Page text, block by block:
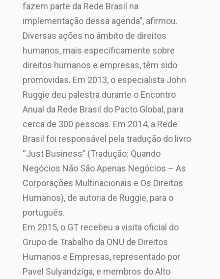
fazem parte da Rede Brasil na
implementação dessa agenda”, afirmou.
Diversas ações no âmbito de direitos
humanos, mais especificamente sobre
direitos humanos e empresas, têm sido
promovidas. Em 2013, o especialista John
Ruggie deu palestra durante o Encontro
Anual da Rede Brasil do Pacto Global, para
cerca de 300 pessoas. Em 2014, a Rede
Brasil foi responsável pela tradução do livro
“Just Business” (Tradução: Quando
Negócios Não São Apenas Negócios – As
Corporações Multinacionais e Os Direitos
Humanos), de autoria de Ruggie, para o
português.
Em 2015, o GT recebeu a visita oficial do
Grupo de Trabalho da ONU de Direitos
Humanos e Empresas, representado por
Pavel Sulyandziga, e membros do Alto